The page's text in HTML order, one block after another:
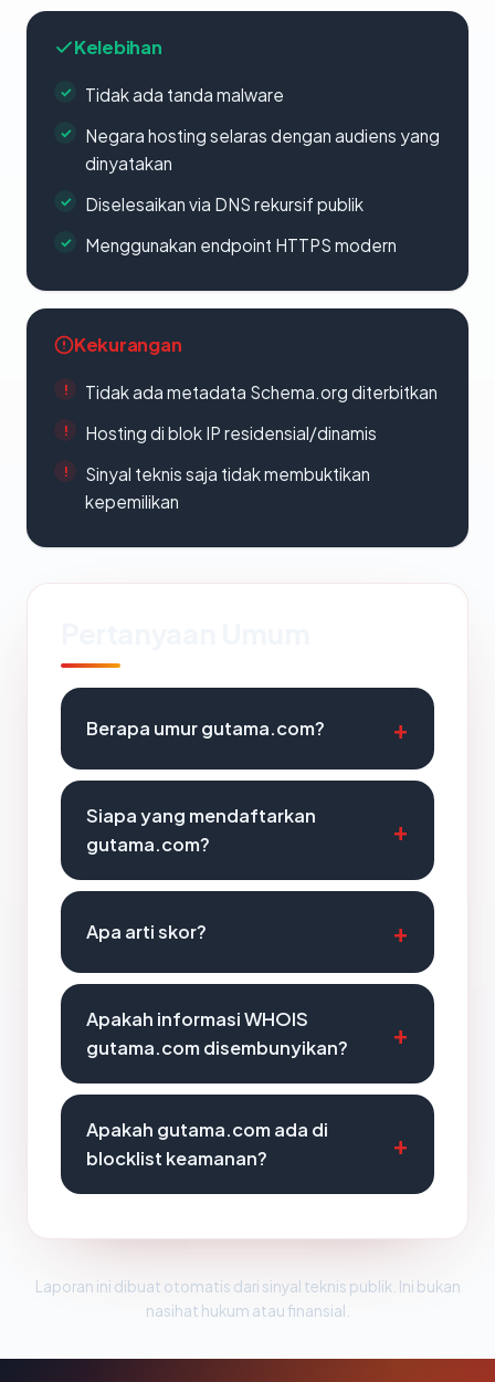
Kelebihan
Tidak ada tanda malware
Negara hosting selaras dengan audiens yang
dinyatakan
Diselesaikan via DNS rekursif publik
Menggunakan endpoint HTTPS modern
Kekurangan
Tidak ada metadata Schema.org diterbitkan
Hosting di blok IP residensial/dinamis
Sinyal teknis saja tidak membuktikan
kepemilikan
Berapa umur gutama.com?
Siapa yang mendaftarkan
gutama.com?
Apa arti skor?
Apakah informasi WHOIS
gutama.com disembunyikan?
Apakah gutama.com ada di
blocklist keamanan?
Laporan ini dibuat otomatis dari sinyal teknis publik. Ini bukan
nasihat hukum atau finansial.